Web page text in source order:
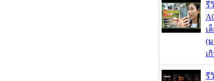
รี
เ
(
เ
รี